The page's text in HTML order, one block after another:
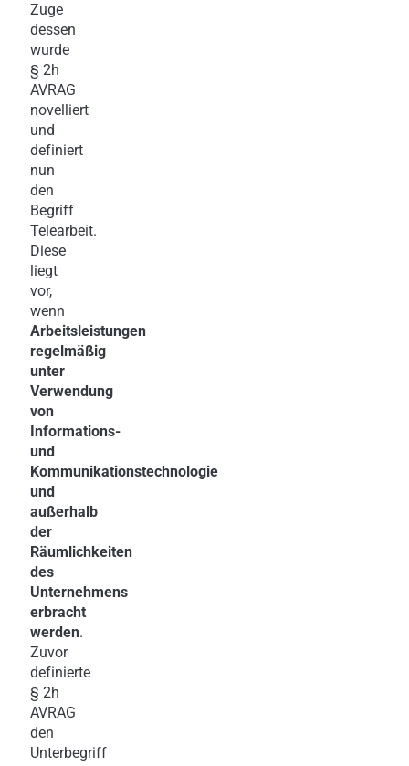
Zuge
dessen
wurde
§ 2h
AVRAG
novelliert
und
definiert
nun
den
Begriff
Telearbeit.
Diese
liegt
vor,
wenn
Arbeitsleistungen
regelmäßig
unter
Verwendung
von
Informations-
und
Kommunikationstechnologie
und
außerhalb
der
Räumlichkeiten
des
Unternehmens
erbracht
werden.
Zuvor
definierte
§ 2h
AVRAG
den
Unterbegriff